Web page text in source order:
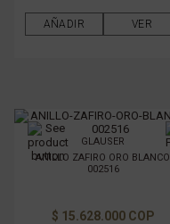
AÑADIR VER
GLAUSER
ANILLO ZAFIRO ORO BLANCO
002516
$ 15.628.000 COP